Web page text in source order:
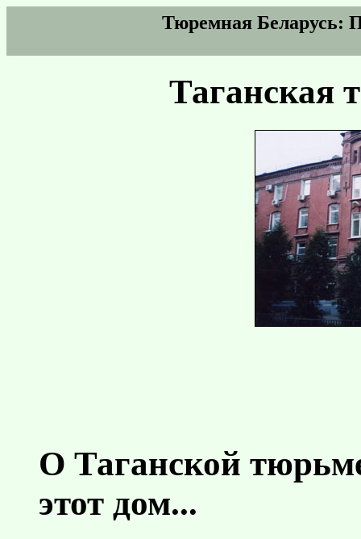
Тюремная Беларусь:
Таганская
О Таганской
этот дом...